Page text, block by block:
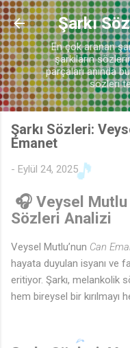
Şarkı
En çok aranan
şarkıların
parçaları anında
sözleri
Şarkı Sözleri:
Emanet
- Eylül 24, 2025
🎧 Veysel
Sözleri Analizi
Veysel Mutlu’nun Can
hayata duyulan isyanı ve
eritiyor. Şarkı, melankolik
hem bireysel bir kırılmayı